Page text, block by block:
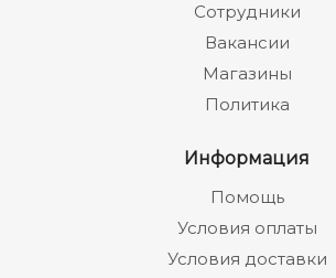
Сотрудники
Вакансии
Магазины
Политика
Информация
Помощь
Условия оплаты
Условия доставки